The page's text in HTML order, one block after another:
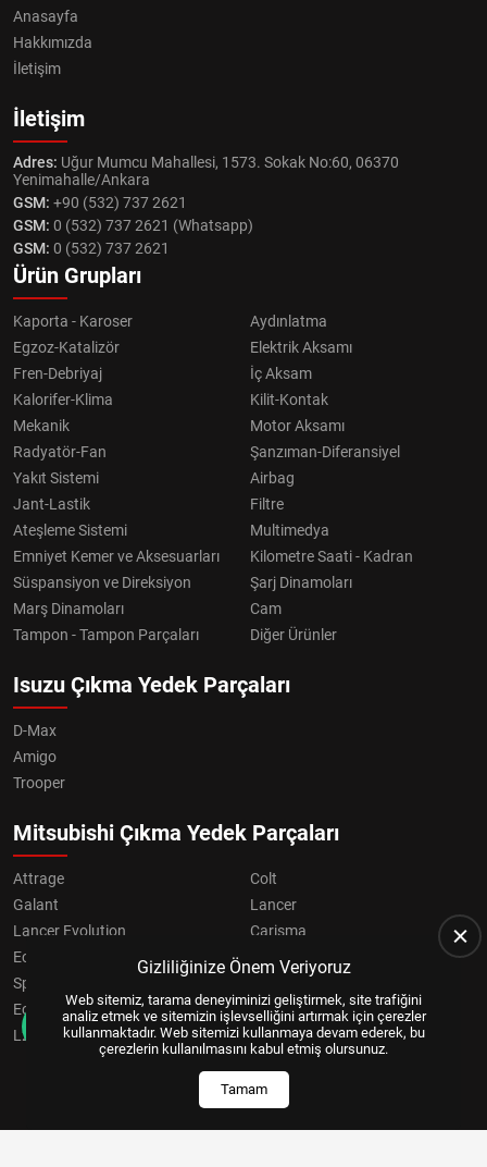
Anasayfa
Hakkımızda
İletişim
İletişim
Adres: Uğur Mumcu Mahallesi, 1573. Sokak No:60, 06370
Yenimahalle/Ankara
GSM: +90 (532) 737 2621
GSM: 0 (532) 737 2621 (Whatsapp)
GSM: 0 (532) 737 2621
Ürün Grupları
Kaporta - Karoser
Aydınlatma
Egzoz-Katalizör
Elektrik Aksamı
Fren-Debriyaj
İç Aksam
Kalorifer-Klima
Kilit-Kontak
Mekanik
Motor Aksamı
Radyatör-Fan
Şanzıman-Diferansiyel
Yakıt Sistemi
Airbag
Jant-Lastik
Filtre
Ateşleme Sistemi
Multimedya
Emniyet Kemer ve Aksesuarları
Kilometre Saati - Kadran
Süspansiyon ve Direksiyon
Şarj Dinamoları
Marş Dinamoları
Cam
Tampon - Tampon Parçaları
Diğer Ürünler
Isuzu Çıkma Yedek Parçaları
D-Max
Amigo
Trooper
Mitsubishi Çıkma Yedek Parçaları
Attrage
Colt
Galant
Lancer
Lancer Evolution
Carisma
Eclipse
Grandis
Space Star
Eclipse Cross
OUTLANDER
L200
Pajero
Gizliliğinize Önem Veriyoruz
Web sitemiz, tarama deneyiminizi geliştirmek, site trafiğini
analiz etmek ve sitemizin işlevselliğini artırmak için çerezler
kullanmaktadır. Web sitemizi kullanmaya devam ederek, bu
çerezlerin kullanılmasını kabul etmiş olursunuz.
Tamam